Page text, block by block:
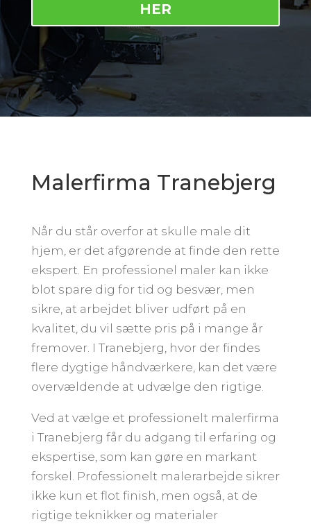
HER
Malerfirma Tranebjerg
Når du står overfor at skulle male dit
hjem, er det afgørende at finde den rette
ekspert. En professionel maler kan ikke
blot spare dig for tid og besvær, men
sikre, at arbejdet bliver udført på en
kvalitet, du vil sætte pris på i mange år
fremover. I Tranebjerg, hvor der findes
flere dygtige håndværkere, kan det være
overvældende at udvælge den rigtige.
Ved at vælge et professionelt malerfirma
i Tranebjerg får du adgang til erfaring og
ekspertise, som kan gøre en markant
forskel. Professionelt malerarbejde sikrer
ikke kun et flot finish, men også, at de
rigtige teknikker og materialer